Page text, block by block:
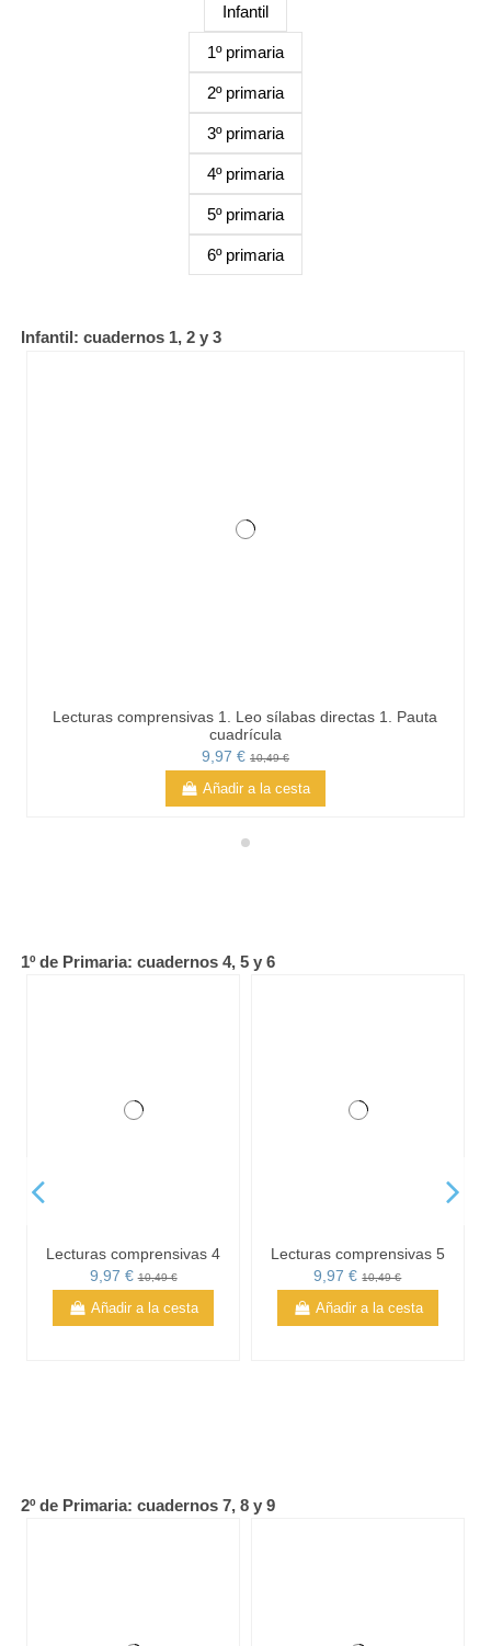
Infantil
1º primaria
2º primaria
3º primaria
4º primaria
5º primaria
6º primaria
Infantil: cuadernos 1, 2 y 3
Lecturas comprensivas 1. Leo sílabas directas 1. Pauta
cuadrícula
9,97 € 10,49 €
Añadir a la cesta
1º de Primaria: cuadernos 4, 5 y 6
Lecturas comprensivas 4
9,97 €10,49 €
Añadir a la cesta
Lecturas comprensivas 5
9,97 €10,49 €
Añadir a la cesta
2º de Primaria: cuadernos 7, 8 y 9